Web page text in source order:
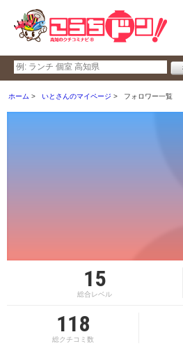
ホーム いとさんのマイページ フォロワー一覧
15
総合レベル
118
総クチコミ数